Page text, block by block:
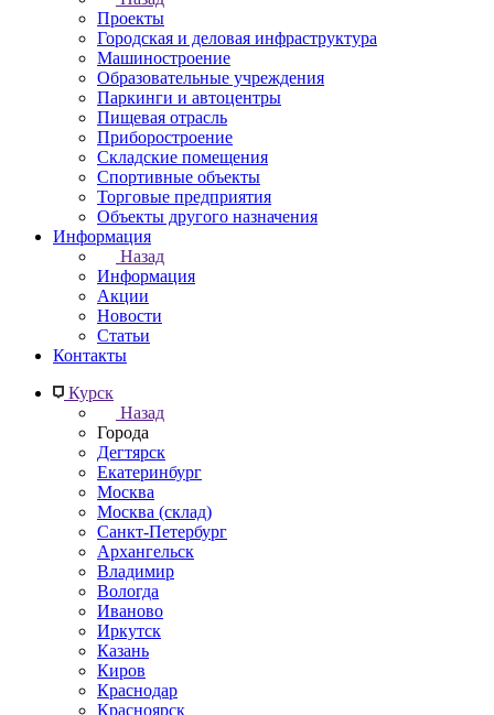
Проекты
Городская и деловая инфраструктура
Машиностроение
Образовательные учреждения
Паркинги и автоцентры
Пищевая отрасль
Приборостроение
Складские помещения
Спортивные объекты
Торговые предприятия
Объекты другого назначения
Информация
Назад
Информация
Акции
Новости
Статьи
Контакты
Курск
Назад
Города
Дегтярск
Екатеринбург
Москва
Москва (склад)
Санкт-Петербург
Архангельск
Владимир
Вологда
Иваново
Иркутск
Казань
Киров
Краснодар
Красноярск